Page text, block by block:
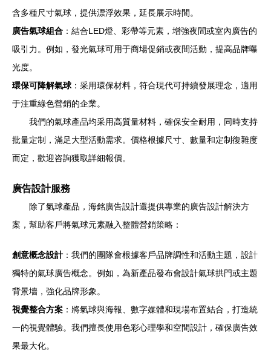
含多種尺寸氣球，提供漂浮效果，延長展示時間。
廣告氣球組合 ：結合LED燈、彩帶等元素，增強夜間或室內廣告的
吸引力。例如，發光氣球可用于商場促銷或夜間活動，提高品牌曝
光度。
環保可降解氣球 ：采用環保材料，符合現代可持續發展理念，適用
于注重綠色營銷的企業。
我們的氣球產品均采用高質量材料，確保安全耐用，同時支持
批量定制，滿足大型活動需求。價格根據尺寸、數量和定制復雜度
而定，歡迎咨詢獲取詳細報價。
廣告設計服務
除了氣球產品，海銘廣告設計還提供專業的廣告設計解決方
案，幫助客戶將氣球元素融入整體營銷策略：
創意概念設計：我們的團隊會根據客戶品牌調性和活動主題，設計
獨特的氣球廣告概念。例如，為新產品發布會設計氣球拱門或主題
背景墻，強化品牌形象。
視覺整合方案 ：將氣球與海報、數字媒體和現場布置結合，打造統
一的視覺體驗。我們擅長使用色彩心理學和空間設計，確保廣告效
果最大化。